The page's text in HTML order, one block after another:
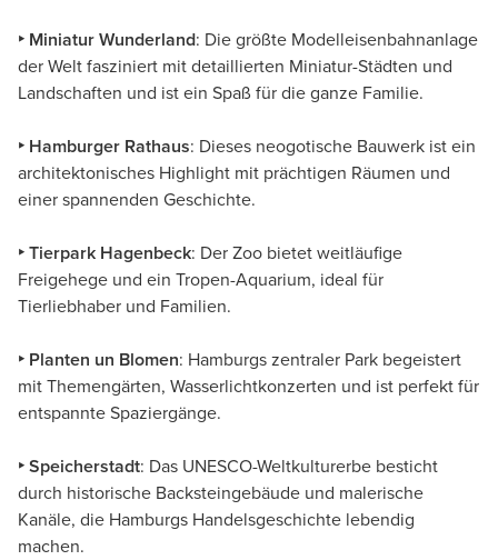
‣ Miniatur Wunderland: Die größte Modelleisenbahnanlage
der Welt fasziniert mit detaillierten Miniatur-Städten und
Landschaften und ist ein Spaß für die ganze Familie.
‣ Hamburger Rathaus: Dieses neogotische Bauwerk ist ein
architektonisches Highlight mit prächtigen Räumen und
einer spannenden Geschichte.
‣ Tierpark Hagenbeck: Der Zoo bietet weitläufige
Freigehege und ein Tropen-Aquarium, ideal für
Tierliebhaber und Familien.
‣ Planten un Blomen: Hamburgs zentraler Park begeistert
mit Themengärten, Wasserlichtkonzerten und ist perfekt für
entspannte Spaziergänge.
‣ Speicherstadt: Das UNESCO-Weltkulturerbe besticht
durch historische Backsteingebäude und malerische
Kanäle, die Hamburgs Handelsgeschichte lebendig
machen.